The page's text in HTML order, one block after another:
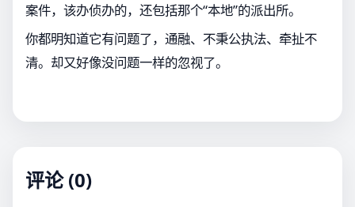
案件，该办侦办的，还包括那个“本地”的派出所。
你都明知道它有问题了，通融、不秉公执法、牵扯不
清。却又好像没问题一样的忽视了。
评论 (0)